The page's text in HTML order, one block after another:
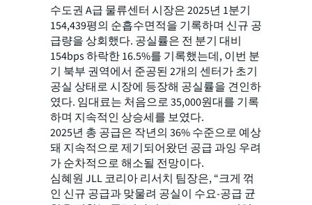
수도권 A급 물류센터 시장은 2025년 1분기
154,439평의 순흡수면적을 기록하며 신규 공
급량을 상회했다. 공실률은 전 분기 대비
154bps 하락한 16.5%를 기록했는데, 이번 분
기 북부 권역에서 준공된 2개의 센터가 초기
공실 상태로 시장에 등장해 공실률을 견인하
였다. 임대료는 처음으로 35,000원대를 기록
하며 지속적인 상승세를 보였다.
2025년 총 공급은 작년의 36% 수준으로 예상
돼 지속적으로 제기되어왔던 공급 과잉 우려
가 순차적으로 해소될 전망이다.
심혜원 JLL 코리아 리서치 팀장은, “크게 꺾
인 신규 공급과 맞물려 공실이 수요-공급 균